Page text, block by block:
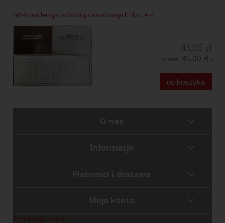
IW-6 Ewidencja osób doprowadzonych do... A-4
(netto: 35,00 zł )
do koszyka